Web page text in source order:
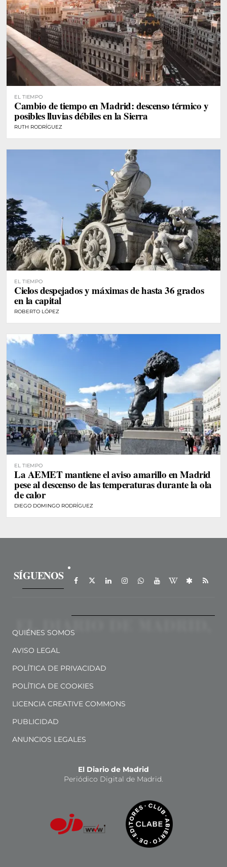
EL TIEMPO
Cambio de tiempo en Madrid: descenso térmico y
posibles lluvias débiles en la Sierra
RUTH RODRÍGUEZ
EL TIEMPO
Cielos despejados y máximas de hasta 36 grados
en la capital
ROBERTO LÓPEZ
EL TIEMPO
La AEMET mantiene el aviso amarillo en Madrid
pese al descenso de las temperaturas durante la ola
de calor
DIEGO DOMINGO RODRÍGUEZ
SÍGUENOS
QUIÉNES SOMOS
AVISO LEGAL
POLÍTICA DE PRIVACIDAD
POLÍTICA DE COOKIES
LICENCIA CREATIVE COMMONS
PUBLICIDAD
ANUNCIOS LEGALES
El Diario de Madrid
Periódico Digital de Madrid.